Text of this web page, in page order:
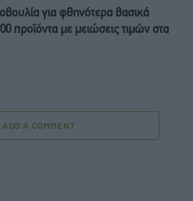
για φθηνότερα βασικά
προϊόντα με μειώσεις τιμών στα
ADD A COMMENT